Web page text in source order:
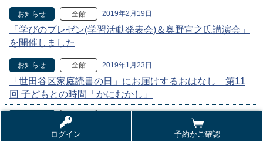
ログイン 予約かご確認
お知らせ 全館 2019年2月19日
「学びのプレゼン(学習活動発表会)＆奥野宣之氏講演会」
を開催しました
お知らせ 全館 2019年1月23日
「世田谷区家庭読書の日」にお届けするおはなし 第11
回 子どもとの時間「かにむかし」
全館
「世田谷区家庭読書の日」にお届けするおはなし 第10